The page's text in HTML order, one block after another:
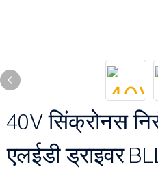
40V सिंक्रोनस
एलईडी ड्राइवर